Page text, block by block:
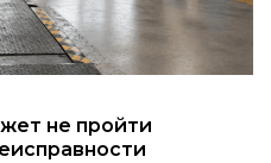
не пройти